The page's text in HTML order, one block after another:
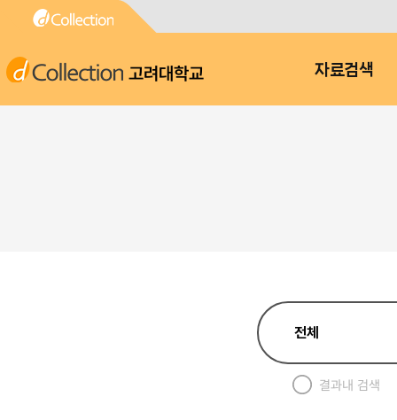
고려대학교 자료검색
결과내 검색